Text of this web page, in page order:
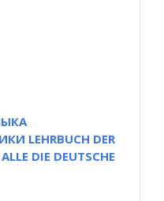
LEHRBUCH DER
DIE DEUTSCHE